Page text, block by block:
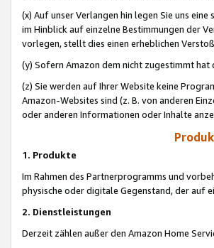
(x) Auf unser Verlangen hin legen Sie uns
im Hinblick auf einzelne Bestimmungen der
vorlegen, stellt dies einen erheblichen
(y) Sofern Amazon dem nicht zugestimmt
(z) Sie werden auf Ihrer Website keine
Amazon-Websites sind (z. B. von anderen
oder anderen Informationen oder Inhalte
1. Produkte
Im Rahmen des Partnerprogramms und
physische oder digitale Gegenstand, der auf
2. Dienstleistungen
Derzeit zählen außer den Amazon Home